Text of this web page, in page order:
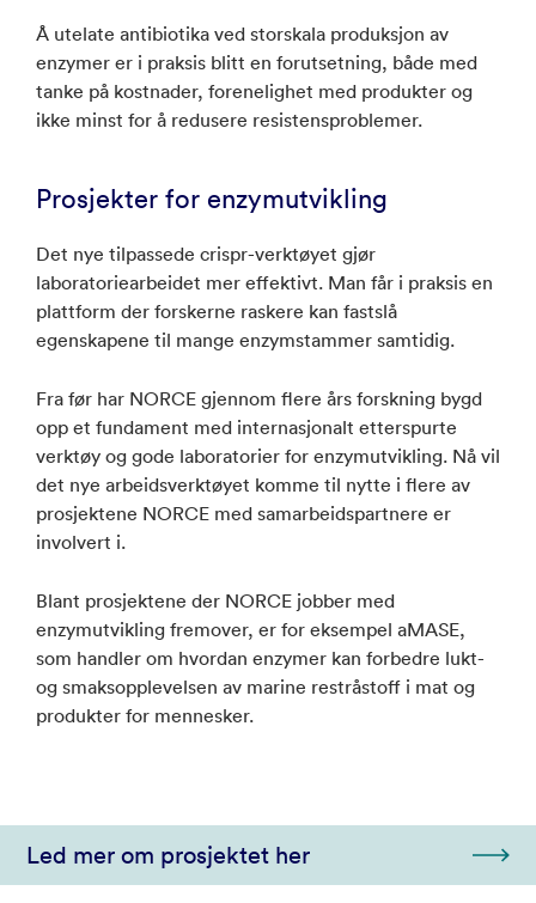
Å utelate antibiotika ved storskala produksjon av
enzymer er i praksis blitt en forutsetning, både med
tanke på kostnader, forenelighet med produkter og
ikke minst for å redusere resistensproblemer.
Prosjekter for enzymutvikling
Det nye tilpassede crispr-verktøyet gjør
laboratoriearbeidet mer effektivt. Man får i praksis en
plattform der forskerne raskere kan fastslå
egenskapene til mange enzymstammer samtidig.
Fra før har NORCE gjennom flere års forskning bygd
opp et fundament med internasjonalt etterspurte
verktøy og gode laboratorier for enzymutvikling. Nå vil
det nye arbeidsverktøyet komme til nytte i flere av
prosjektene NORCE med samarbeidspartnere er
involvert i.
Blant prosjektene der NORCE jobber med
enzymutvikling fremover, er for eksempel aMASE,
som handler om hvordan enzymer kan forbedre lukt-
og smaksopplevelsen av marine restråstoff i mat og
produkter for mennesker.
Led mer om prosjektet her